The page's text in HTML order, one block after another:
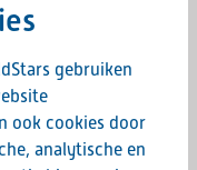
gebruiken
ook cookies door
analytische en